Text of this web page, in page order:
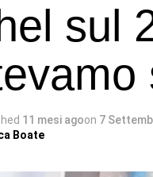
sul
11 mesi agoon 7
Boate